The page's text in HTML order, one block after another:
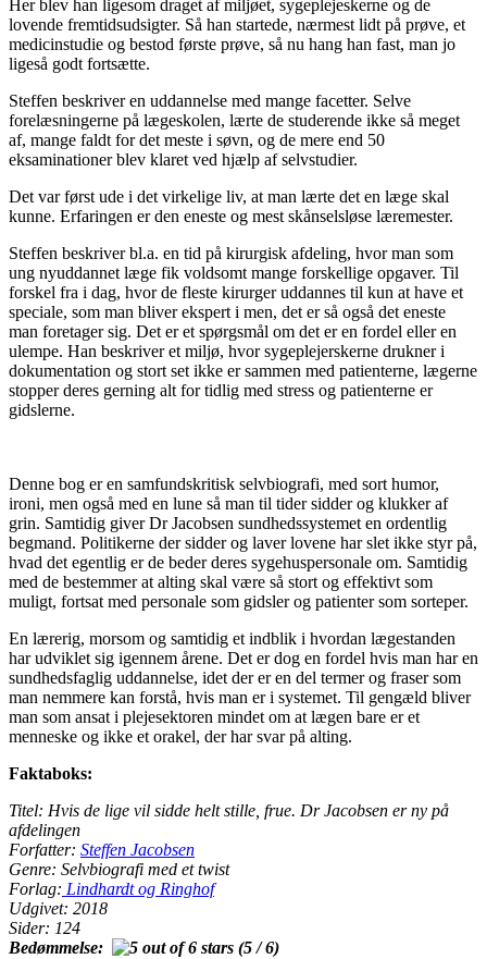
Her blev han ligesom draget af miljøet, sygeplejeskerne og de
lovende fremtidsudsigter. Så han startede, nærmest lidt på prøve, et
medicinstudie og bestod første prøve, så nu hang han fast, man jo
ligeså godt fortsætte.
Steffen beskriver en uddannelse med mange facetter. Selve
forelæsningerne på lægeskolen, lærte de studerende ikke så meget
af, mange faldt for det meste i søvn, og de mere end 50
eksaminationer blev klaret ved hjælp af selvstudier.
Det var først ude i det virkelige liv, at man lærte det en læge skal
kunne. Erfaringen er den eneste og mest skånselsløse læremester.
Steffen beskriver bl.a. en tid på kirurgisk afdeling, hvor man som
ung nyuddannet læge fik voldsomt mange forskellige opgaver. Til
forskel fra i dag, hvor de fleste kirurger uddannes til kun at have et
speciale, som man bliver ekspert i men, det er så også det eneste
man foretager sig. Det er et spørgsmål om det er en fordel eller en
ulempe. Han beskriver et miljø, hvor sygeplejerskerne drukner i
dokumentation og stort set ikke er sammen med patienterne, lægerne
stopper deres gerning alt for tidlig med stress og patienterne er
gidslerne.
Denne bog er en samfundskritisk selvbiografi, med sort humor,
ironi, men også med en lune så man til tider sidder og klukker af
grin. Samtidig giver Dr Jacobsen sundhedssystemet en ordentlig
begmand. Politikerne der sidder og laver lovene har slet ikke styr på,
hvad det egentlig er de beder deres sygehuspersonale om. Samtidig
med de bestemmer at alting skal være så stort og effektivt som
muligt, fortsat med personale som gidsler og patienter som sorteper.
En lærerig, morsom og samtidig et indblik i hvordan lægestanden
har udviklet sig igennem årene. Det er dog en fordel hvis man har en
sundhedsfaglig uddannelse, idet der er en del termer og fraser som
man nemmere kan forstå, hvis man er i systemet. Til gengæld bliver
man som ansat i plejesektoren mindet om at lægen bare er et
menneske og ikke et orakel, der har svar på alting.
Faktaboks:
Titel: Hvis de lige vil sidde helt stille, frue. Dr Jacobsen er ny på
afdelingen
Forfatter: Steffen Jacobsen
Genre: Selvbiografi med et twist
Forlag: Lindhardt og Ringhof
Udgivet: 2018
Sider: 124
Bedømmelse:
(5 / 6)